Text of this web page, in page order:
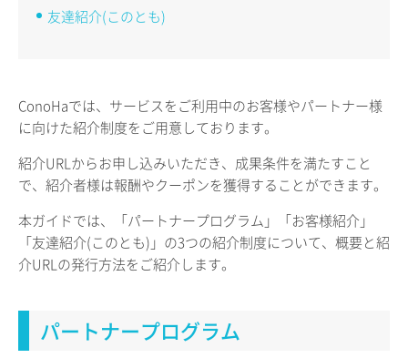
友達紹介(このとも)
ConoHaでは、サービスをご利用中のお客様やパートナー様
に向けた紹介制度をご用意しております。
紹介URLからお申し込みいただき、成果条件を満たすこと
で、紹介者様は報酬やクーポンを獲得することができます。
本ガイドでは、「パートナープログラム」「お客様紹介」
「友達紹介(このとも)」の3つの紹介制度について、概要と紹
介URLの発行方法をご紹介します。
パートナープログラム